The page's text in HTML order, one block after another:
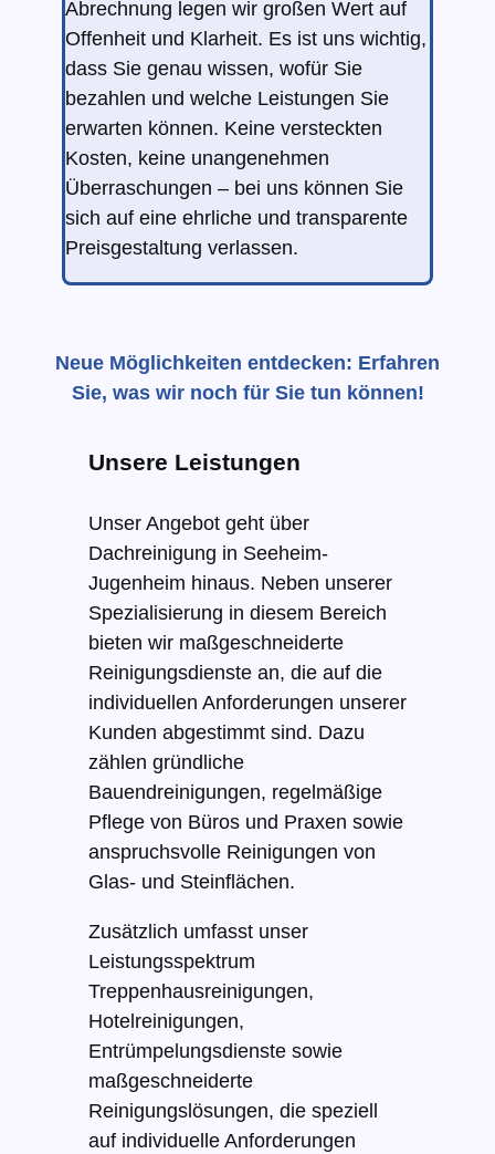
Abrechnung legen wir großen Wert auf
Offenheit und Klarheit. Es ist uns wichtig,
dass Sie genau wissen, wofür Sie
bezahlen und welche Leistungen Sie
erwarten können. Keine versteckten
Kosten, keine unangenehmen
Überraschungen – bei uns können Sie
sich auf eine ehrliche und transparente
Preisgestaltung verlassen.
Neue Möglichkeiten entdecken: Erfahren
Sie, was wir noch für Sie tun können!
Unsere Leistungen
Unser Angebot geht über
Dachreinigung in Seeheim-
Jugenheim hinaus. Neben unserer
Spezialisierung in diesem Bereich
bieten wir maßgeschneiderte
Reinigungsdienste an, die auf die
individuellen Anforderungen unserer
Kunden abgestimmt sind. Dazu
zählen gründliche
Bauendreinigungen, regelmäßige
Pflege von Büros und Praxen sowie
anspruchsvolle Reinigungen von
Glas- und Steinflächen.
Zusätzlich umfasst unser
Leistungsspektrum
Treppenhausreinigungen,
Hotelreinigungen,
Entrümpelungsdienste sowie
maßgeschneiderte
Reinigungslösungen, die speziell
auf individuelle Anforderungen